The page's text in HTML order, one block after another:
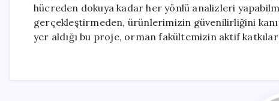
hücreden dokuya kadar her yönlü analizleri
gerçekleştirmeden, ürünlerimizin güvenilirliğini
yer aldığı bu proje, orman fakültemizin aktif